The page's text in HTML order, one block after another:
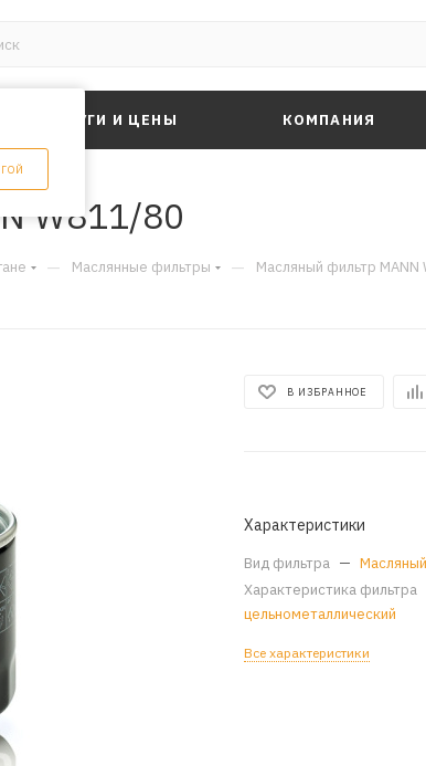
УСЛУГИ И ЦЕНЫ КОМПАНИЯ
W811/80
— Маслянные фильтры — Масляный фильтр
В ИЗБРАННОЕ
Характеристики
Вид фильтра —
Характеристика фильтра
цельнометаллический
Все характеристики